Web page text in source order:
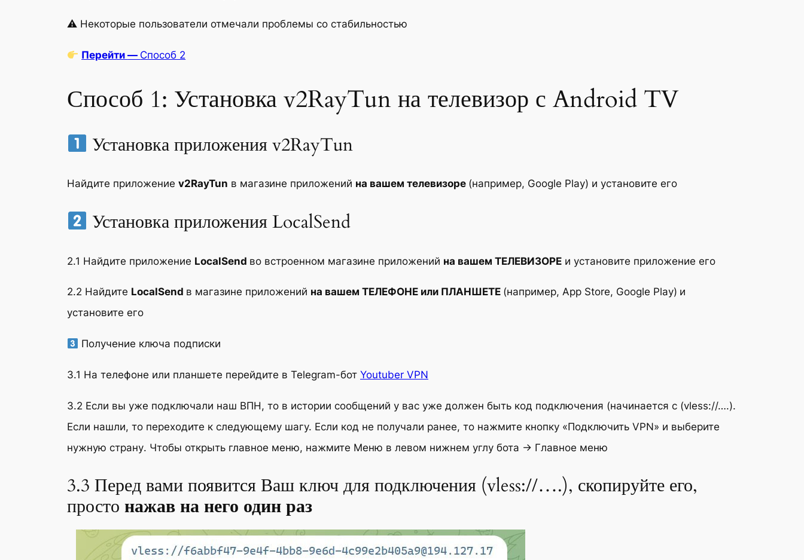
⚠ Некоторые пользователи отмечали проблемы со стабильностью
Перейти— Способ 2
Способ 1: Установка v2RayTun на телевизор с Android TV
Установка приложения v2RayTun
Найдите приложение v2RayTun в магазине приложений на вашем телевизоре (например, Google Play) и установите его
Установка приложения LocalSend
2.1 Найдите приложение LocalSend во встроенном магазине приложений на вашем ТЕЛЕВИЗОРЕ и установите приложение его
2.2 Найдите LocalSend в магазине приложений на вашем ТЕЛЕФОНЕ или ПЛАНШЕТЕ (например, App Store, Google Play) и
установите его
Получение ключа подписки
3.1 На телефоне или планшете перейдите в Telegram-бот Youtuber VPN
3.2 Если вы уже подключали наш ВПН, то в истории сообщений у вас уже должен быть код подключения (начинается с (vless://….).
Если нашли, то переходите к следующему шагу. Если код не получали ранее, то нажмите кнопку «Подключить VPN» и выберите
нужную страну. Чтобы открыть главное меню, нажмите Mеню в левом нижнем углу бота → Главное меню
3.3 Перед вами появится Ваш ключ для подключения (vless://….), скопируйте его,
просто нажав на него один раз